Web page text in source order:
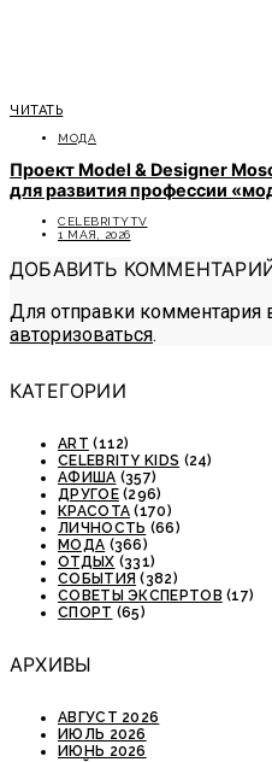
ЧИТАТЬ
МОДА
Проект Model & Designer
для развития профессии
CELEBRITYTV
1 МАЯ, 2026
ДОБАВИТЬ
Для отправки комментария
авторизоваться.
КАТЕГОРИИ
ART (112)
CELEBRITY KIDS (24)
АФИША (357)
ДРУГОЕ(296)
КРАСОТА (170)
ЛИЧНОСТЬ (66)
МОДА (366)
ОТДЫХ (331)
СОБЫТИЯ (382)
СОВЕТЫ ЭКСПЕРТОВ (17)
СПОРТ (65)
АРХИВЫ
АВГУСТ 2026
ИЮЛЬ 2026
ИЮНЬ 2026